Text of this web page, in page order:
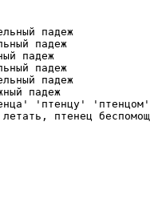
падеж
падеж
падеж
падеж
падеж
падеж
'птенцу'
птенец